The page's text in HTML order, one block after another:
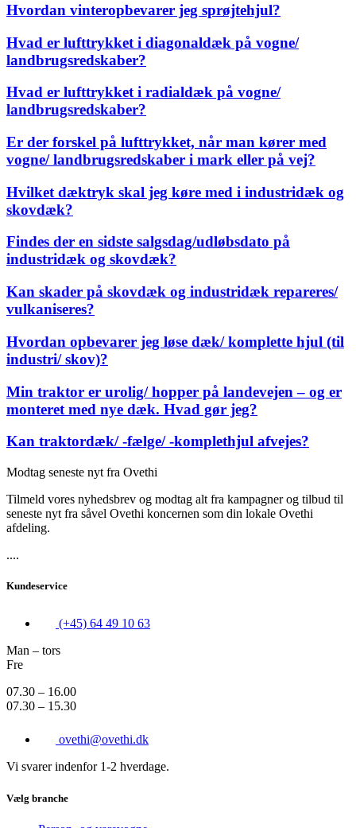
Hvordan vinteropbevarer jeg sprøjtehjul?
Hvad er lufttrykket i diagonaldæk på vogne/
landbrugsredskaber?
Hvad er lufttrykket i radialdæk på vogne/
landbrugsredskaber?
Er der forskel på lufttrykket, når man kører med
vogne/ landbrugsredskaber i mark eller på vej?
Hvilket dæktryk skal jeg køre med i industridæk og
skovdæk?
Findes der en sidste salgsdag/udløbsdato på
industridæk og skovdæk?
Kan skader på skovdæk og industridæk repareres/
vulkaniseres?
Hvordan opbevarer jeg løse dæk/ komplette hjul (til
industri/ skov)?
Min traktor er urolig/ hopper på landevejen – og er
monteret med nye dæk. Hvad gør jeg?
Kan traktordæk/ -fælge/ -komplethjul afvejes?
Modtag seneste nyt fra Ovethi
Tilmeld vores nyhedsbrev og modtag alt fra kampagner og tilbud til
seneste nyt fra såvel Ovethi koncernen som din lokale Ovethi
afdeling.
....
Kundeservice
(+45) 64 49 10 63
Man – tors
Fre
07.30 – 16.00
07.30 – 15.30
ovethi@ovethi.dk
Vi svarer indenfor 1-2 hverdage.
Vælg branche